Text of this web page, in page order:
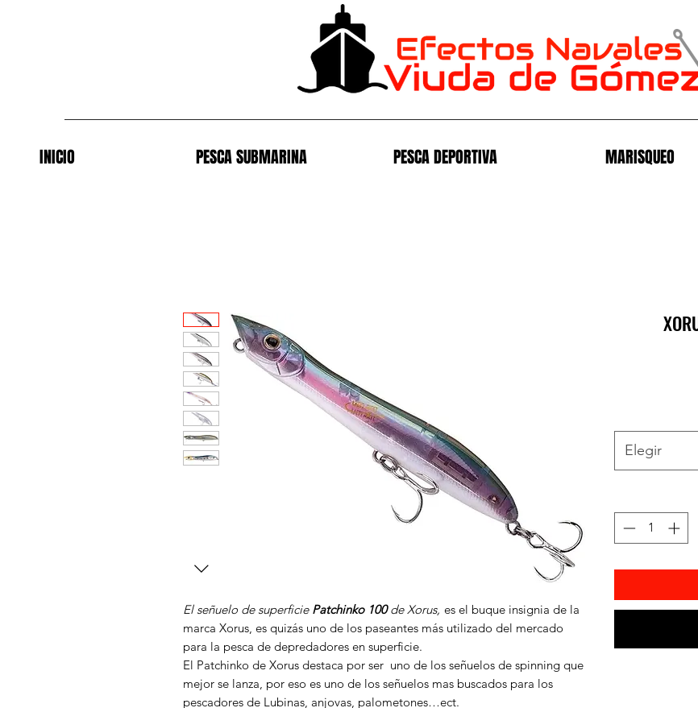
INICIO PESCA SUBMARINA PESCA DEPORTIVA MARISQUEO
El señuelo de superficiePatchinko 100de Xorus, es el buque insignia de la
marca Xorus, es quizás uno de los paseantes más utilizado del mercado
para la pesca de depredadores en superficie.
El Patchinko de Xorus destaca por ser uno de los señuelos de spinning que
mejor se lanza, por eso es uno de los señuelos mas buscados para los
pescadores de Lubinas, anjovas, palometones…ect.
Elegir